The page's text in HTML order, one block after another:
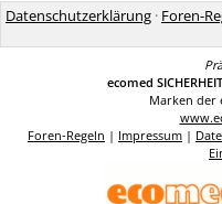
Datenschutzerklärung · Foren-
ecomed
Marken der
Foren-Regeln | Impressum |